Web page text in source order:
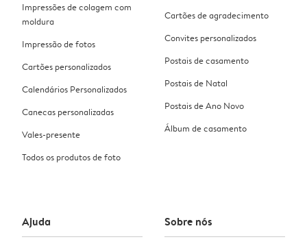
Impressões de colagem com
moldura
Impressão de fotos
Cartões personalizados
Calendários Personalizados
Canecas personalizadas
Vales-presente
Todos os produtos de foto
Cartões de agradecimento
Convites personalizados
Postais de casamento
Postais de Natal
Postais de Ano Novo
Álbum de casamento
Ajuda Sobre nós